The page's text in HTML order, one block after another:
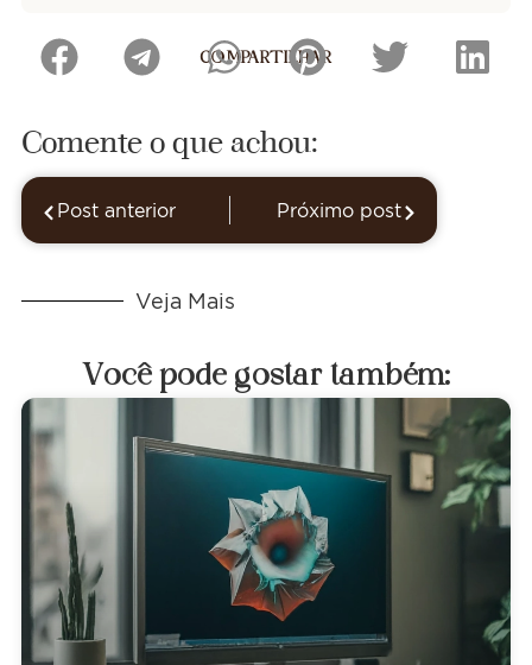
COMPARTILHAR
Comente o que achou:
Post anterior Próximo post
Veja Mais
Você pode gostar também: